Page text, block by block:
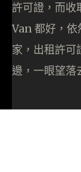
許可證，而收
Van 都好，依
家，出租許可
邊，一眼望落